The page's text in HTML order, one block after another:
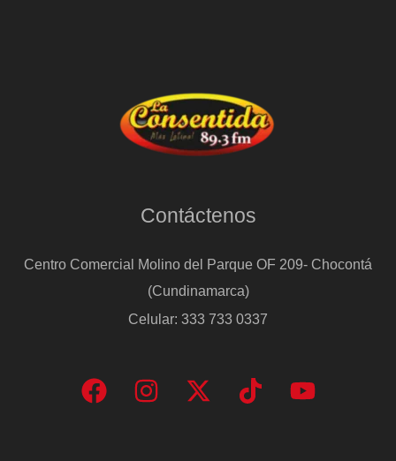
Contáctenos
Centro Comercial Molino del Parque OF 209- Chocontá
(Cundinamarca)
Celular: 333 733 0337